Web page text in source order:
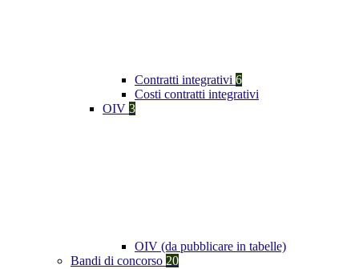
Contratti integrativi 6
Costi contratti integrativi
OIV 3
OIV (da pubblicare in tabelle)
Bandi di concorso 20